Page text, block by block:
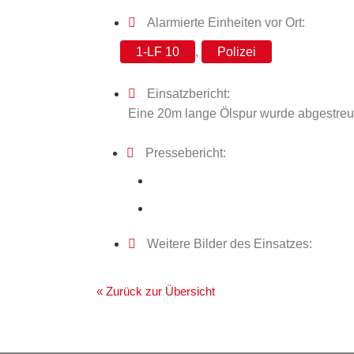
Alarmierte Einheiten vor Ort:
1-LF 10 , Polizei
Einsatzbericht:
Eine 20m lange Ölspur wurde
Pressebericht:
Weitere Bilder des Einsatzes:
« Zurück zur Übersicht